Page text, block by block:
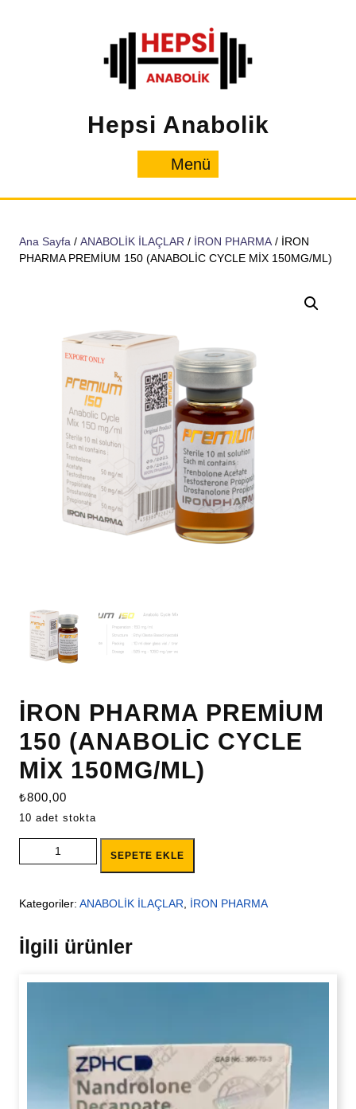
Hepsi Anabolik
Menü
Ana Sayfa / ANABOLİK İLAÇLAR / İRON PHARMA / İRON
PHARMA PREMİUM 150 (ANABOLİC CYCLE MİX 150MG/ML)
İRON PHARMA PREMİUM
150 (ANABOLİC CYCLE
MİX 150MG/ML)
₺800,00
10 adet stokta
İRON PHARMA PREMİUM 150 (ANABOLİC CYCLE MİX
150MG/ML) adet
SEPETE EKLE
Kategoriler: ANABOLİK İLAÇLAR İRON PHARMA
İlgili ürünler